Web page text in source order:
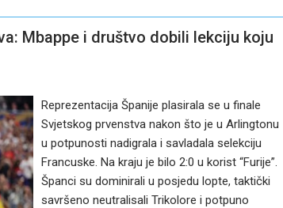
Mbappe i društvo dobili lekciju koju
Reprezentacija Španije plasirala se u finale
Svjetskog prvenstva nakon što je u Arlingtonu
u potpunosti nadigrala i savladala selekciju
Francuske. Na kraju je bilo 2:0 u korist “Furije”.
Španci su dominirali u posjedu lopte, taktički
savršeno neutralisali Trikolore i potpuno